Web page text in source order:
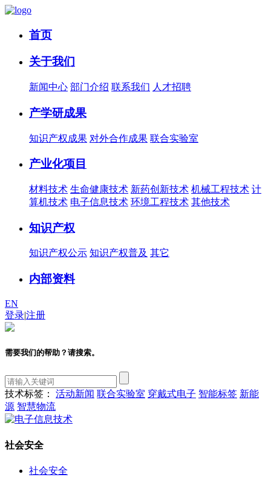
首页
关于我们
新闻中心 部门介绍 联系我们 人才招聘
产学研成果
知识产权成果 对外合作成果 联合实验室
产业化项目
材料技术 生命健康技术 新药创新技术 机械工程技术 计
算机技术 电子信息技术 环境工程技术 其他技术
知识产权
知识产权公示 知识产权普及 其它
内部资料
EN
登录|注册
需要我们的帮助？请搜索。
技术标签： 活动新闻 联合实验室 穿戴式电子 智能标签 新能
源 智慧物流
社会安全
社会安全